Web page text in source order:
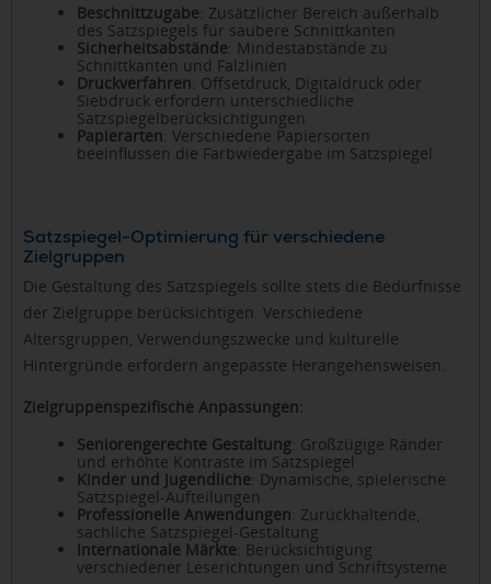
Beschnittzugabe: Zusätzlicher Bereich außerhalb
des Satzspiegels für saubere Schnittkanten
Sicherheitsabstände: Mindestabstände zu
Schnittkanten und Falzlinien
Druckverfahren: Offsetdruck, Digitaldruck oder
Siebdruck erfordern unterschiedliche
Satzspiegelberücksichtigungen
Papierarten: Verschiedene Papiersorten
beeinflussen die Farbwiedergabe im Satzspiegel
Satzspiegel-Optimierung für verschiedene
Zielgruppen
Die Gestaltung des Satzspiegels sollte stets die Bedürfnisse
der Zielgruppe berücksichtigen. Verschiedene
Altersgruppen, Verwendungszwecke und kulturelle
Hintergründe erfordern angepasste Herangehensweisen.
Zielgruppenspezifische Anpassungen:
Seniorengerechte Gestaltung: Großzügige Ränder
und erhöhte Kontraste im Satzspiegel
Kinder und Jugendliche: Dynamische, spielerische
Satzspiegel-Aufteilungen
Professionelle Anwendungen: Zurückhaltende,
sachliche Satzspiegel-Gestaltung
Internationale Märkte: Berücksichtigung
verschiedener Leserichtungen und Schriftsysteme